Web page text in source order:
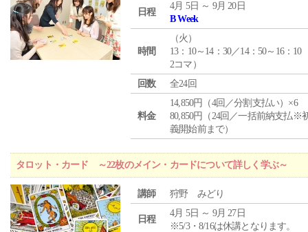
日程
4月 5日 ～ 9月 20日
B Week
時間
（火 ）
13：10～14：30／14：50～16：10
2コマ）
回数
全24回
料金
14,850円（4回／分割支払い）×6
80,850円（24回／一括前納支払※
義開始前まで）
タロット・カード ～22枚のメイン・カードについて詳しく学ぶ～
講師 狩野 みどり
日程
4月 5日 ～ 9月 27日
※5/3・8/16は休講となります。